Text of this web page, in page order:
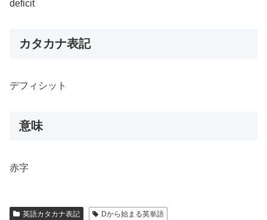
deficit
カタカナ表記
デフィシット
意味
赤字
英語カタカナ表記 Dから始まる英単語